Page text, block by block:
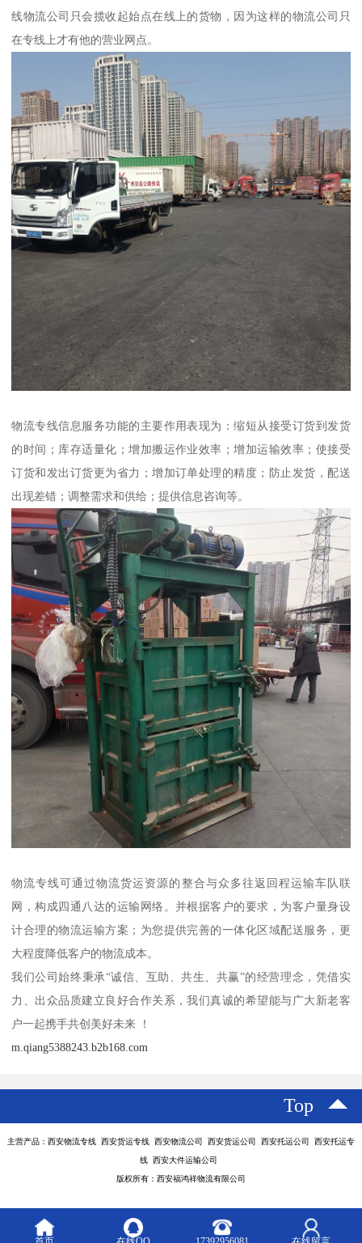
线物流公司只会揽收起始点在线上的货物，因为这样的物流公司只
在专线上才有他的营业网点。
物流专线信息服务功能的主要作用表现为：缩短从接受订货到发货
的时间；库存适量化；增加搬运作业效率；增加运输效率；使接受
订货和发出订货更为省力；增加订单处理的精度；防止发货，配送
出现差错；调整需求和供给；提供信息咨询等。
物流专线可通过物流货运资源的整合与众多往返回程运输车队联
网，构成四通八达的运输网络。并根据客户的要求，为客户量身设
计合理的物流运输方案；为您提供完善的一体化区域配送服务，更
大程度降低客户的物流成本。
我们公司始终秉承“诚信、互助、共生、共赢”的经营理念，凭借实
力、出众品质建立良好合作关系，我们真诚的希望能与广大新老客
户一起携手共创美好未来 ！
m.qiang5388243.b2b168.com
Top
主营产品：西安物流专线 西安货运专线 西安物流公司 西安货运公司 西安托运公司 西安托运专
线 西安大件运输公司
版权所有：西安福鸿祥物流有限公司